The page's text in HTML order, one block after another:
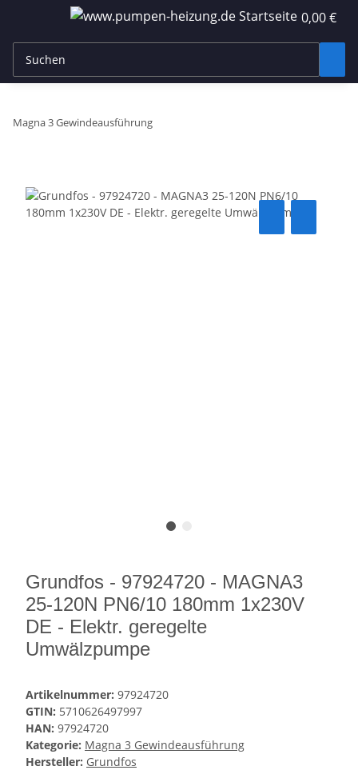
0,00 €
Magna 3 Gewindeausführung
Grundfos - 97924720 - MAGNA3
25-120N PN6/10 180mm 1x230V
DE - Elektr. geregelte
Umwälzpumpe
Artikelnummer: 97924720
GTIN: 5710626497997
HAN: 97924720
Kategorie: Magna 3 Gewindeausführung
Hersteller: Grundfos